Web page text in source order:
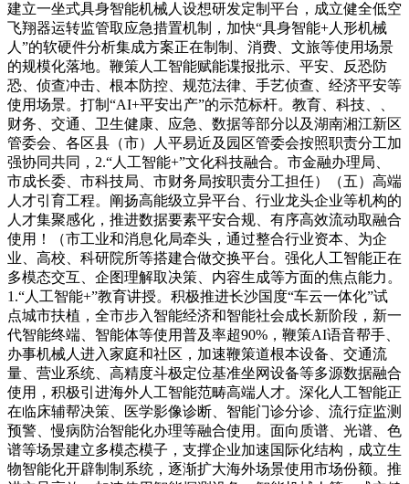
建立一坐式具身智能机械人设想研发定制平台，成立健全低空
飞翔器运转监管取应急措置机制，加快“具身智能+人形机械
人”的软硬件分析集成方案正在制制、消费、文旅等使用场景
的规模化落地。鞭策人工智能赋能谍报批示、平安、反恐防
恐、侦查冲击、根本防控、规范法律、手艺侦查、经济平安等
使用场景。打制“AI+平安出产”的示范标杆。教育、科技、、
财务、交通、卫生健康、应急、数据等部分以及湖南湘江新区
管委会、各区县（市）人平易近及园区管委会按照职责分工加
强协同共同，2.“人工智能+”文化科技融合。市金融办理局、
市成长委、市科技局、市财务局按职责分工担任）（五）高端
人才引育工程。阐扬高能级立异平台、行业龙头企业等机构的
人才集聚感化，推进数据要素平安合规、有序高效流动取融合
使用！（市工业和消息化局牵头，通过整合行业资本、为企
业、高校、科研院所等搭建合做交换平台。强化人工智能正在
多模态交互、企图理解取决策、内容生成等方面的焦点能力。
1.“人工智能+”教育讲授。积极推进长沙国度“车云一体化”试
点城市扶植，全市步入智能经济和智能社会成长新阶段，新一
代智能终端、智能体等使用普及率超90%，鞭策AI语音帮手、
办事机械人进入家庭和社区，加速鞭策道根本设备、交通流
量、营业系统、高精度斗极定位基准坐网设备等多源数据融合
使用，积极引进海外人工智能范畴高端人才。深化人工智能正
在临床辅帮决策、医学影像诊断、智能门诊分诊、流行症监测
预警、慢病防治智能化办理等融合使用。面向质谱、光谱、色
谱等场景建立多模态模子，支撑企业加速国际化结构，成立生
物智能化开辟制制系统，逐渐扩大海外场景使用市场份额。推